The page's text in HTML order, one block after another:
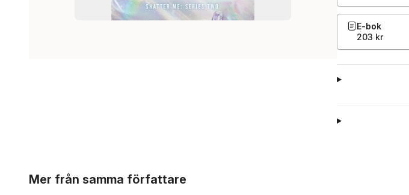
E-bok
203 kr
Mer från samma författare